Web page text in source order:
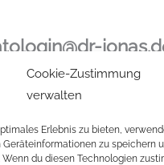
Cookie-Zustimmung
verwalten
Erlebnis zu bieten,
Geräteinformationen zu speichern
Wenn du diesen Technologien
Christina Jonas